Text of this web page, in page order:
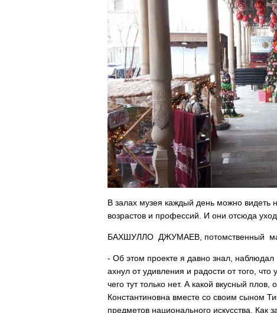
В залах музея каждый день можно видеть
возрастов и профессий. И они отсюда
БАХШУЛЛО ДЖУМАЕВ, потомственный
- Об этом проекте я давно знал,
ахнул от удивления и радости от того,
чего тут только нет. А какой вкусный
Константиновна вместе со своим сыном
предметов национального искусства. Как